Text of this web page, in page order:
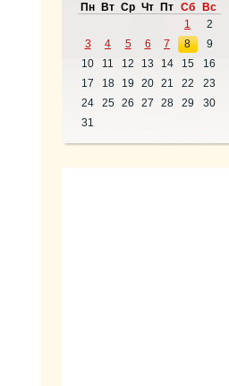
Пн Вт Ср Чт Пт Сб
Вс
1
2
3
4 5 6 7 8
9
10
11 12 13 14 15
16
17
18 19 20 21 22
23
24
25 26 27 28 29
30
31